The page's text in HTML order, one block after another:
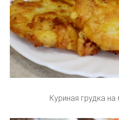
Куриная грудка на